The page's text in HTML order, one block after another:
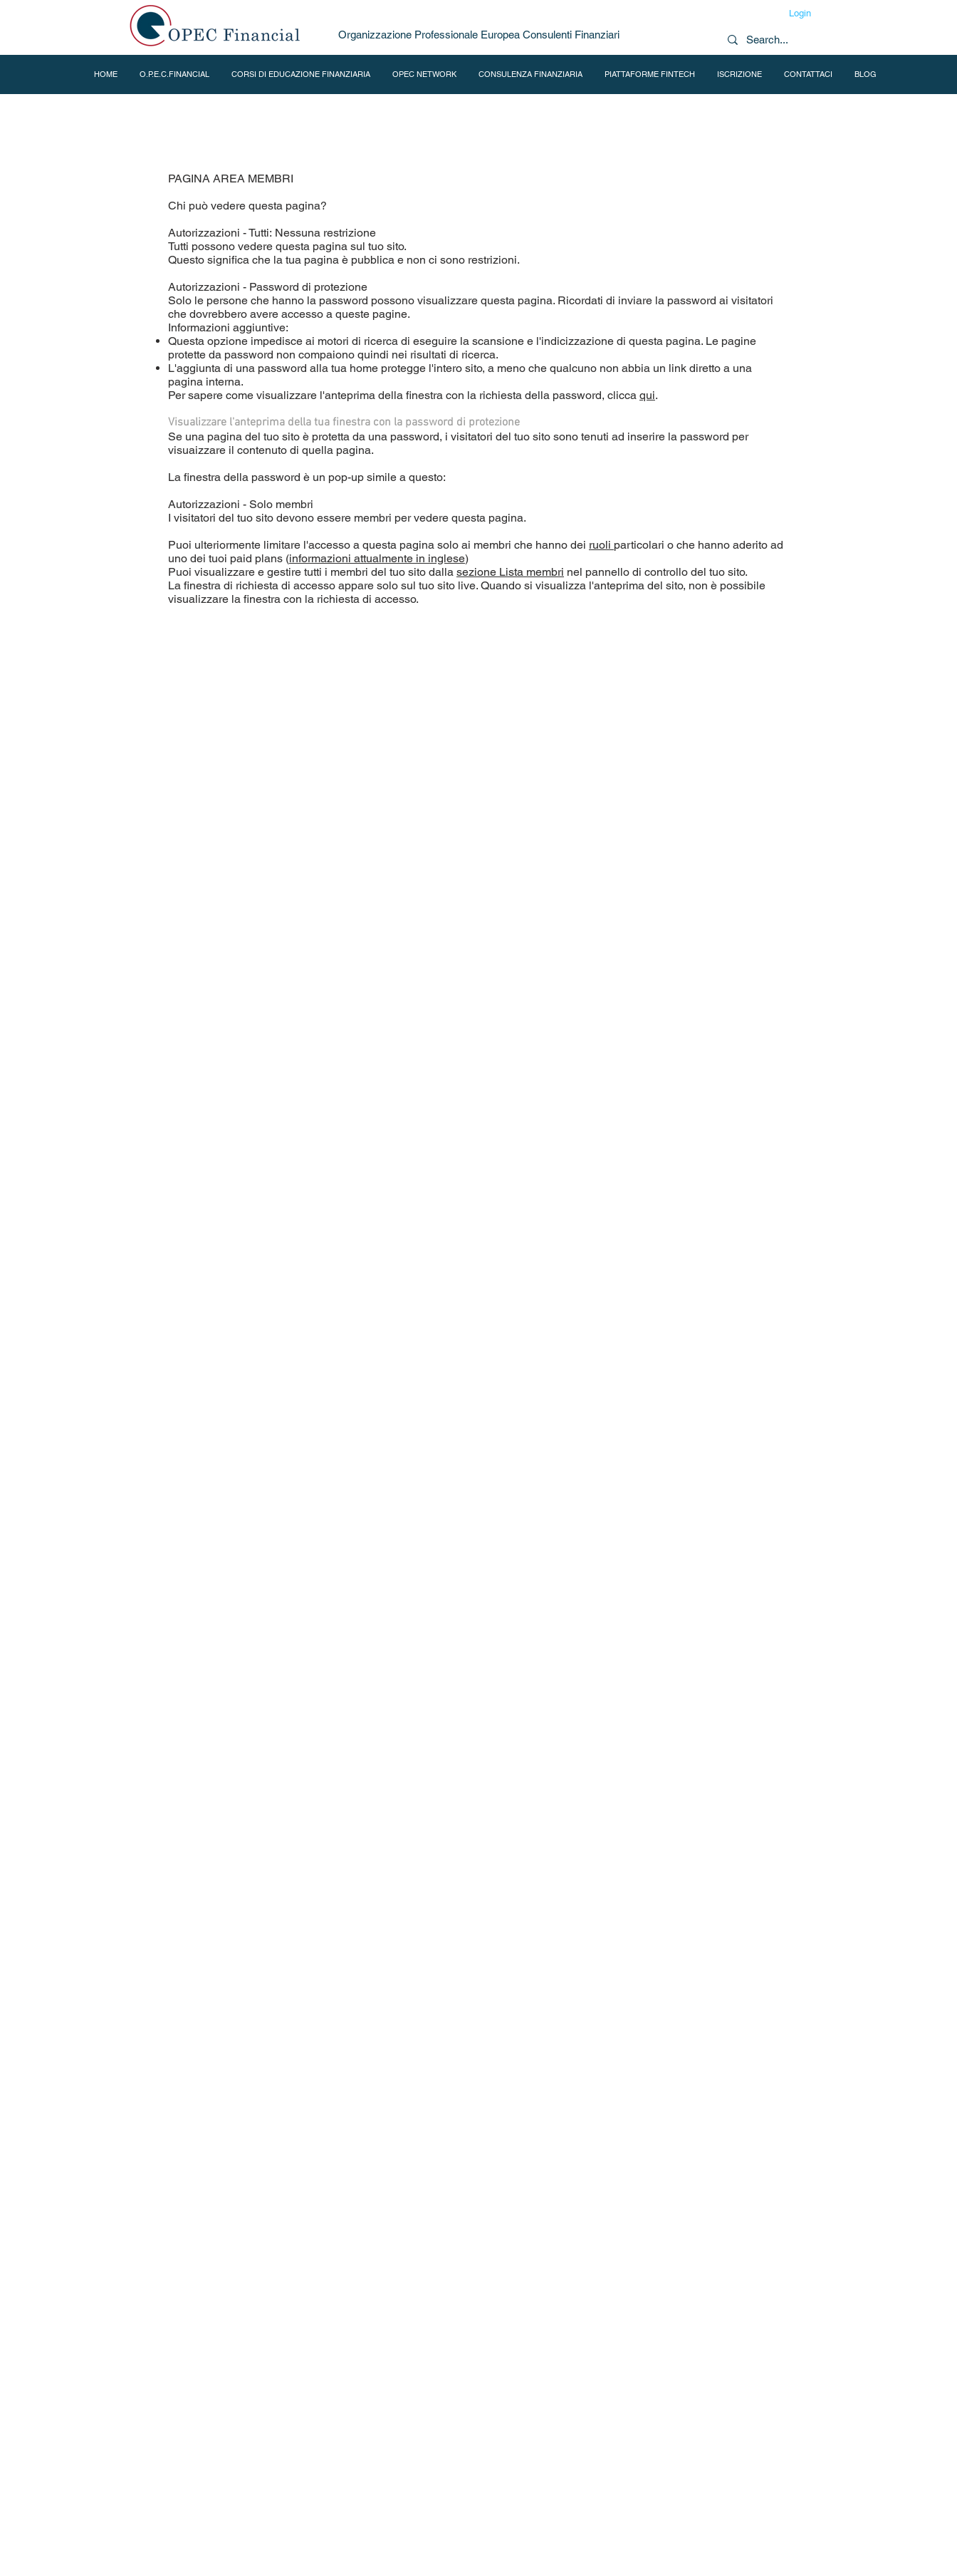
Organizzazione Professionale Europea Consulenti Finanziari
Login
HOME O.P.E.C.FINANCIAL CORSI DI EDUCAZIONE FINANZIARIA OPEC NETWORK CONSULENZA FINANZIARIA PIATTAFORME FINTECH ISCRIZIONE CONTATTACI BLOG
PAGINA AREA MEMBRI
Chi può vedere questa pagina?
Autorizzazioni - Tutti: Nessuna restrizione
Tutti possono vedere questa pagina sul tuo sito.
Questo significa che la tua pagina è pubblica e non ci sono restrizioni.
Autorizzazioni - Password di protezione
Solo le persone che hanno la password possono visualizzare questa pagina. Ricordati di inviare la password ai visitatori
che dovrebbero avere accesso a queste pagine.
Informazioni aggiuntive:
Questa opzione impedisce ai motori di ricerca di eseguire la scansione e l'indicizzazione di questa pagina. Le pagine
protette da password non compaiono quindi nei risultati di ricerca.
L'aggiunta di una password alla tua home protegge l'intero sito, a meno che qualcuno non abbia un link diretto a una
pagina interna.
Per sapere come visualizzare l'anteprima della finestra con la richiesta della password, clicca qui.
Visualizzare l'anteprima della tua finestra con la password di protezione
Se una pagina del tuo sito è protetta da una password, i visitatori del tuo sito sono tenuti ad inserire la password per
visuaizzare il contenuto di quella pagina.
La finestra della password è un pop-up simile a questo:
Autorizzazioni - Solo membri
I visitatori del tuo sito devono essere membri per vedere questa pagina.
Puoi ulteriormente limitare l'accesso a questa pagina solo ai membri che hanno dei ruoli particolari o che hanno aderito ad
uno dei tuoi paid plans (informazioni attualmente in inglese)
Puoi visualizzare e gestire tutti i membri del tuo sito dalla sezione Lista membri nel pannello di controllo del tuo sito.
La finestra di richiesta di accesso appare solo sul tuo sito live. Quando si visualizza l'anteprima del sito, non è possibile
visualizzare la finestra con la richiesta di accesso.